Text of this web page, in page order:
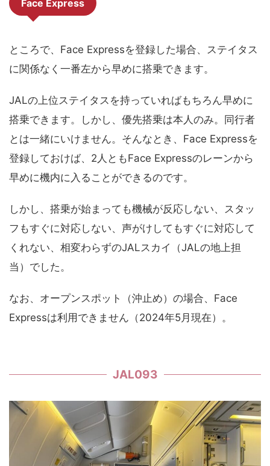
Face Express
ところで、Face Expressを登録した場合、ステイタス
に関係なく一番左から早めに搭乗できます。
JALの上位ステイタスを持っていればもちろん早めに
搭乗できます。しかし、優先搭乗は本人のみ。同行者
とは一緒にいけません。そんなとき、Face Expressを
登録しておけば、2人ともFace Expressのレーンから
早めに機内に入ることができるのです。
しかし、搭乗が始まっても機械が反応しない、スタッ
フもすぐに対応しない、声がけしてもすぐに対応して
くれない、相変わらずのJALスカイ（JALの地上担
当）でした。
なお、オープンスポット（沖止め）の場合、Face
Expressは利用できません（2024年5月現在）。
JAL093